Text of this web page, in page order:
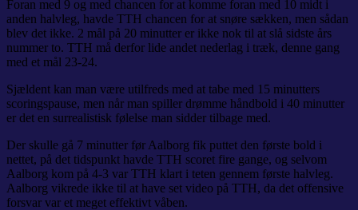
Foran med 9 og med chancen for at komme foran med 10 midt i
anden halvleg, havde TTH chancen for at snøre sækken, men sådan
blev det ikke. 2 mål på 20 minutter er ikke nok til at slå sidste års
nummer to. TTH må derfor lide andet nederlag i træk, denne gang
med et mål 23-24.
Sjældent kan man være utilfreds med at tabe med 15 minutters
scoringspause, men når man spiller drømme håndbold i 40 minutter
er det en surrealistisk følelse man sidder tilbage med.
Der skulle gå 7 minutter før Aalborg fik puttet den første bold i
nettet, på det tidspunkt havde TTH scoret fire gange, og selvom
Aalborg kom på 4-3 var TTH klart i teten gennem første halvleg.
Aalborg vikrede ikke til at have set video på TTH, da det offensive
forsvar var et meget effektivt våben.